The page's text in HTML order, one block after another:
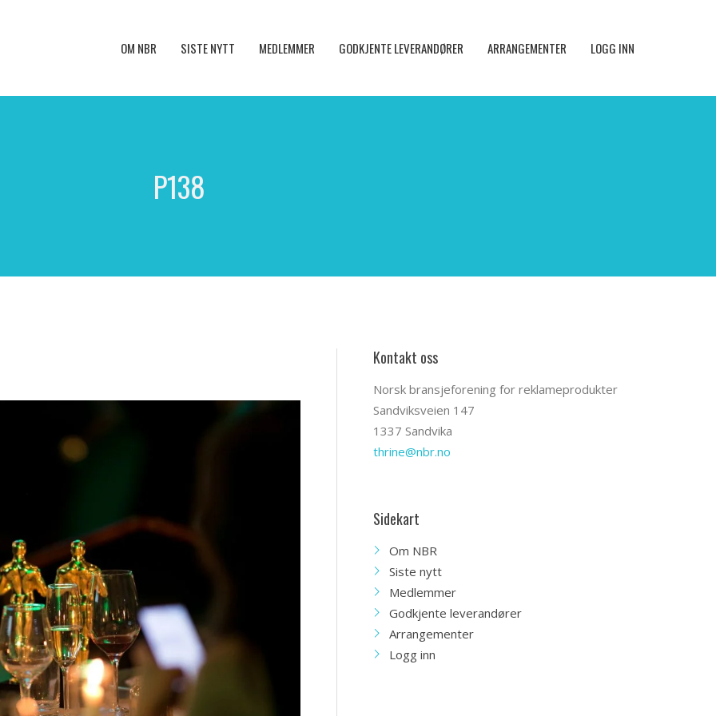
OM NBR SISTE NYTT MEDLEMMER GODKJENTE LEVERANDØRER ARRANGEMENTER LOGG INN
P138
Kontakt oss
Norsk bransjeforening for reklameprodukter
Sandviksveien 147
1337 Sandvika
thrine@nbr.no
Sidekart
Om NBR
Siste nytt
Medlemmer
Godkjente leverandører
Arrangementer
Logg inn